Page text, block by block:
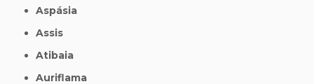
Aspásia
Assis
Atibaia
Auriflama